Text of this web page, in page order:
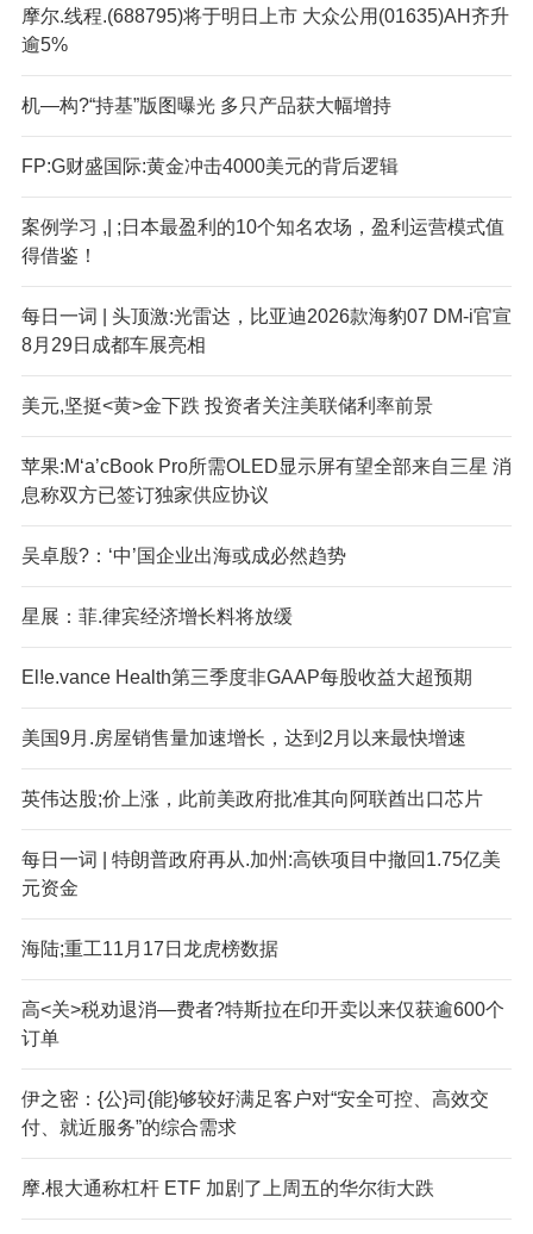
摩尔.线程.(688795)将于明日上市 大众公用(01635)AH齐升
逾5%
机—构?“持基”版图曝光 多只产品获大幅增持
FP:G财盛国际:黄金冲击4000美元的背后逻辑
案例学习 ,| ;日本最盈利的10个知名农场，盈利运营模式值
得借鉴！
每日一词 | 头顶激:光雷达，比亚迪2026款海豹07 DM-i官宣
8月29日成都车展亮相
美元,坚挺<黄>金下跌 投资者关注美联储利率前景
苹果:M‘a’cBook Pro所需OLED显示屏有望全部来自三星 消
息称双方已签订独家供应协议
吴卓殷?：‘中’国企业出海或成必然趋势
星展：菲.律宾经济增长料将放缓
El!e.vance Health第三季度非GAAP每股收益大超预期
美国9月.房屋销售量加速增长，达到2月以来最快增速
英伟达股;价上涨，此前美政府批准其向阿联酋出口芯片
每日一词 | 特朗普政府再从.加州:高铁项目中撤回1.75亿美
元资金
海陆;重工11月17日龙虎榜数据
高<关>税劝退消—费者?特斯拉在印开卖以来仅获逾600个
订单
伊之密：{公}司{能}够较好满足客户对“安全可控、高效交
付、就近服务”的综合需求
摩.根大通称杠杆 ETF 加剧了上周五的华尔街大跌